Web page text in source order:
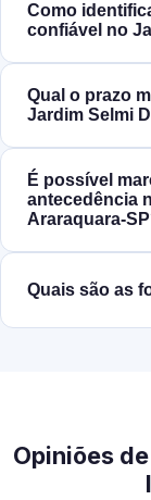
Como
confiável no
Qual o prazo
Jardim Selmi
É possível
antecedência
Quais são as
Opiniões